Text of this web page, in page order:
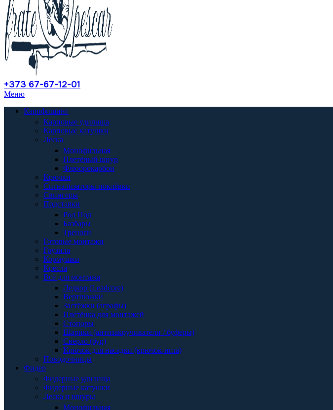
+373 67-67-12-01
Меню
Карпфишинг
Карповые удилища
Карповые катушки
Леска
Монофильная
Плетёный шнур
Флюорокарбон
Крючки
Сигнализаторы поклёвки
Свингеры
Подставки
Род Под
Базбары
Треноги
Готовые монтажи
Грузила
Кормушки
Кресла
Всё для монтажа
Ледкор (Leadcore)
Вертлюжки
Застёжки (аграфы)
Плетёнка для монтажей
Стопоры
Шарики (антизакручиватели / буферы)
Сверло (бур)
Крючок для насадки (крючок-игла)
Поводочницы
Фидер
Фидерные удилища
Фидерные катушки
Леска и шнуры
Монофильная